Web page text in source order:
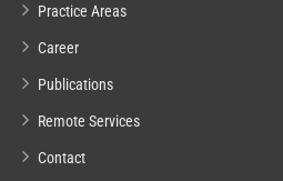
Practice Areas
Career
Publications
Remote Services
Contact